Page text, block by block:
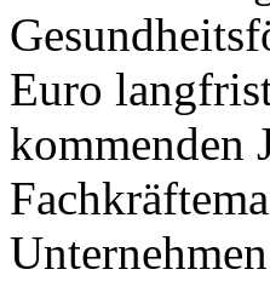
Euro
kommenden